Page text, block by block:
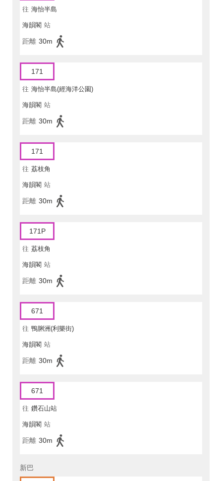
往 海怡半島
海韻閣 站
距離 30m
171
往 海怡半島(經海洋公園)
海韻閣 站
距離 30m
171
往 荔枝角
海韻閣 站
距離 30m
171P
往 荔枝角
海韻閣 站
距離 30m
671
往 鴨脷洲(利樂街)
海韻閣 站
距離 30m
671
往 鑽石山站
海韻閣 站
距離 30m
新巴